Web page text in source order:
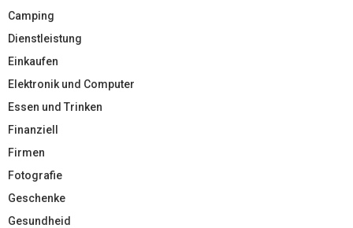
Camping
Dienstleistung
Einkaufen
Elektronik und Computer
Essen und Trinken
Finanziell
Firmen
Fotografie
Geschenke
Gesundheid